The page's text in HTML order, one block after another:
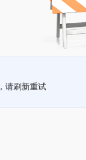
请刷新重试